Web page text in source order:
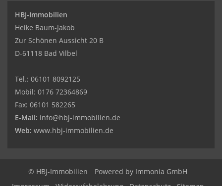
HBJ-Immobilien
Heike Baum-Jakob
Zur Schönen Aussicht 20 B
D-61118 Bad Vilbel
Tel.: 06101 8092125
Mobil: 0176 72364869
Fax: 06101 582265
E-Mail: info@hbj-immobilien.de
Web: www.hbj-immobilien.de
© HBJ-Immobilien
Powered by Immonia GmbH